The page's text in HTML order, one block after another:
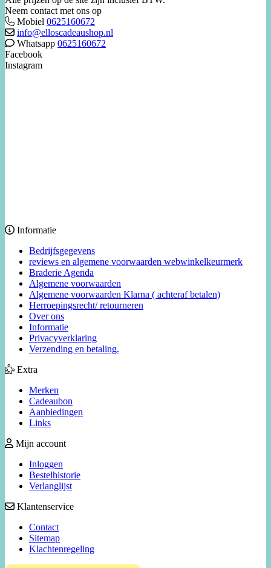
Neem contact met ons op
Mobiel 0625160672
info@elloscadeaushop.nl
Whatsapp 0625160672
Facebook
Instagram
Informatie
Bedrijfsgegevens
reviews en algemene voorwaarden webwinkelkeurmerk
Braderie Agenda
Algemene voorwaarden
Algemene voorwaarden Klarna ( achteraf betalen)
Herroepingsrecht/ retourneren
Over ons
Informatie
Privacyverklaring
Verzending en betaling.
Extra
Merken
Cadeaubon
Aanbiedingen
Links
Mijn account
Inloggen
Bestelhistorie
Verlanglijst
Klantenservice
Contact
Sitemap
Klachtenregeling